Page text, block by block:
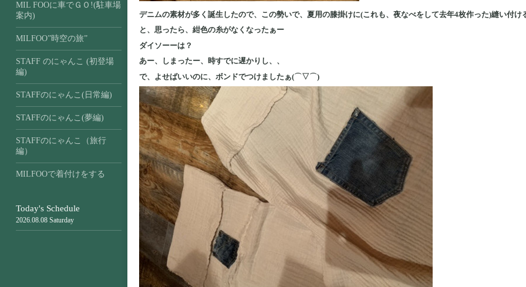
デニムの素材が多く誕生したので、この勢いで、夏用の膝掛けに(これも、夜なべをして去年4枚作った)縫い付け
と、思ったら、紺色の糸がなくなったぁー
ダイソーーは？
あー、しまったー、時すでに遅かりし、、
で、よせばいいのに、ボンドでつけましたぁ(⌒▽⌒)
MIL FOOに車でＧＯ!(駐車場
案内)
MILFOO”時空の旅”
STAFF のにゃんこ (初登場
編)
STAFFのにゃんこ(日常編)
STAFFのにゃんこ(夢編)
STAFFのにゃんこ（旅行
編）
MILFOOで着付けをする
Today's Schedule
2026.08.08 Saturday